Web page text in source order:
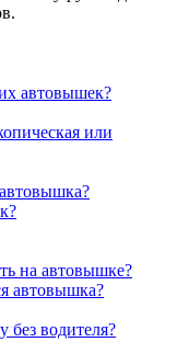
автовышек?
или
на автовышке?
автовышка?
водителя?